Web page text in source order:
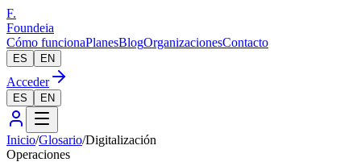
F.
Foundeia
Cómo funcionaPlanesBlogOrganizacionesContacto
ES EN
Acceder
ES EN
Inicio/Glosario/Digitalización
Operaciones